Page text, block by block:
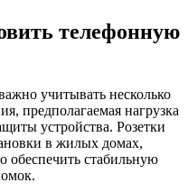
телефонную
учитывать несколько
предполагаемая нагрузка
устройства. Розетки
в жилых домах,
обеспечить стабильную